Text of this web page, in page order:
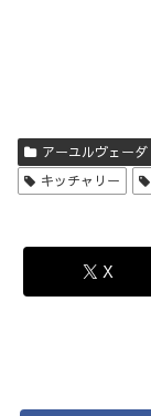
アーユルヴェーダ
キッチャリー
X